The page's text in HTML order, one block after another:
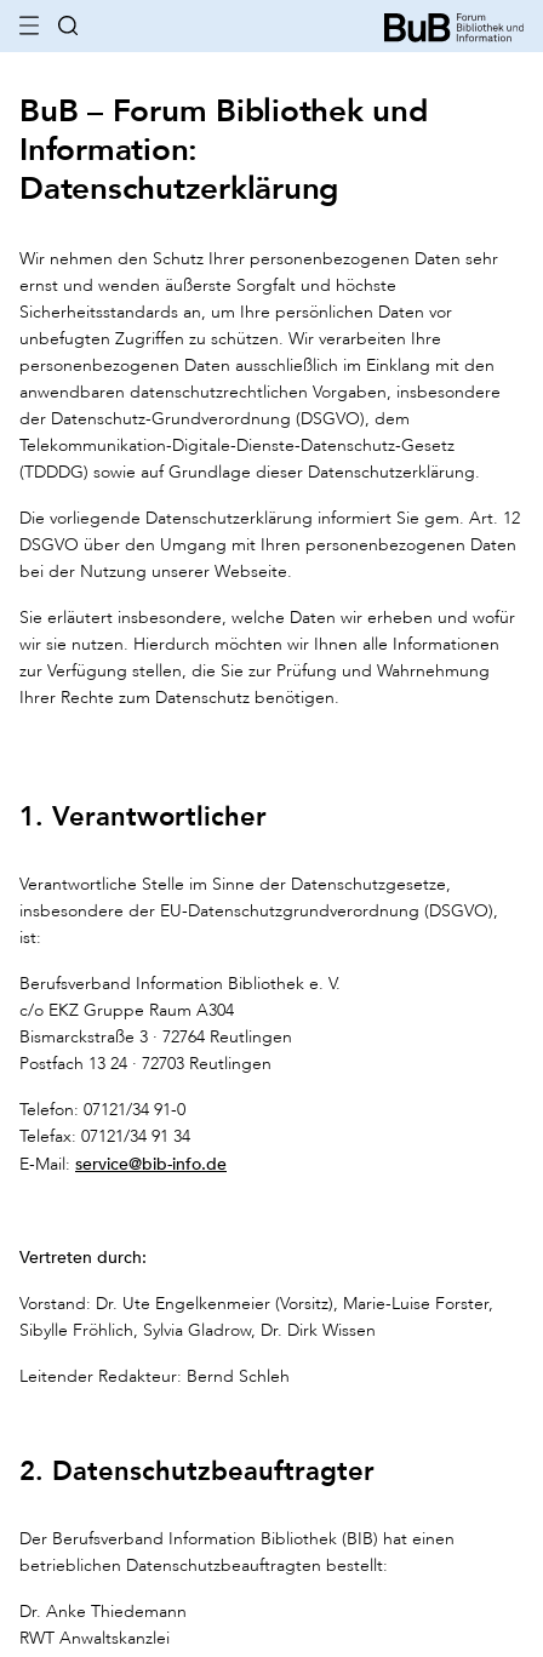
BuB – Forum Bibliothek und
Information:
Datenschutzerklärung
Wir nehmen den Schutz Ihrer personenbezogenen Daten sehr
ernst und wenden äußerste Sorgfalt und höchste
Sicherheitsstandards an, um Ihre persönlichen Daten vor
unbefugten Zugriffen zu schützen. Wir verarbeiten Ihre
personenbezogenen Daten ausschließlich im Einklang mit den
anwendbaren datenschutzrechtlichen Vorgaben, insbesondere
der Datenschutz-Grundverordnung (DSGVO), dem
Telekommunikation-Digitale-Dienste-Datenschutz-Gesetz
(TDDDG) sowie auf Grundlage dieser Datenschutzerklärung.
Die vorliegende Datenschutzerklärung informiert Sie gem. Art. 12
DSGVO über den Umgang mit Ihren personenbezogenen Daten
bei der Nutzung unserer Webseite.
Sie erläutert insbesondere, welche Daten wir erheben und wofür
wir sie nutzen. Hierdurch möchten wir Ihnen alle Informationen
zur Verfügung stellen, die Sie zur Prüfung und Wahrnehmung
Ihrer Rechte zum Datenschutz benötigen.
1. Verantwortlicher
Verantwortliche Stelle im Sinne der Datenschutzgesetze,
insbesondere der EU-Datenschutzgrundverordnung (DSGVO),
ist:
Berufsverband Information Bibliothek e. V.
c/o EKZ Gruppe Raum A304
Bismarckstraße 3 · 72764 Reutlingen
Postfach 13 24 · 72703 Reutlingen
Telefon: 07121/34 91-0
Telefax: 07121/34 91 34
E-Mail: service@bib-info.de
Vertreten durch:
Vorstand: Dr. Ute Engelkenmeier (Vorsitz), Marie-Luise Forster,
Sibylle Fröhlich, Sylvia Gladrow, Dr. Dirk Wissen
Leitender Redakteur: Bernd Schleh
2. Datenschutzbeauftragter
Der Berufsverband Information Bibliothek (BIB) hat einen
betrieblichen Datenschutzbeauftragten bestellt:
Dr. Anke Thiedemann
RWT Anwaltskanzlei